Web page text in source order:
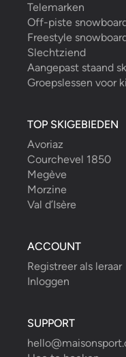
Telemarken
Off-piste
Freestyle
Slechtziend
Aangepast staand
Groepslessen voor
TOP SKIGEBIEDEN
Avoriaz
Courchevel 1850
Megève
Morzine
Val d’Isère
ACCOUNT
Registreer als leraar
Inloggen
SUPPORT